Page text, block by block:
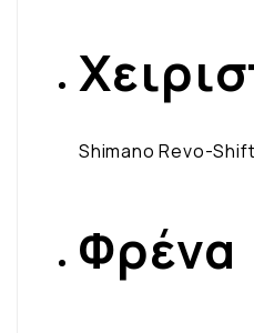
Shimano Revo-Shift
Φρένα